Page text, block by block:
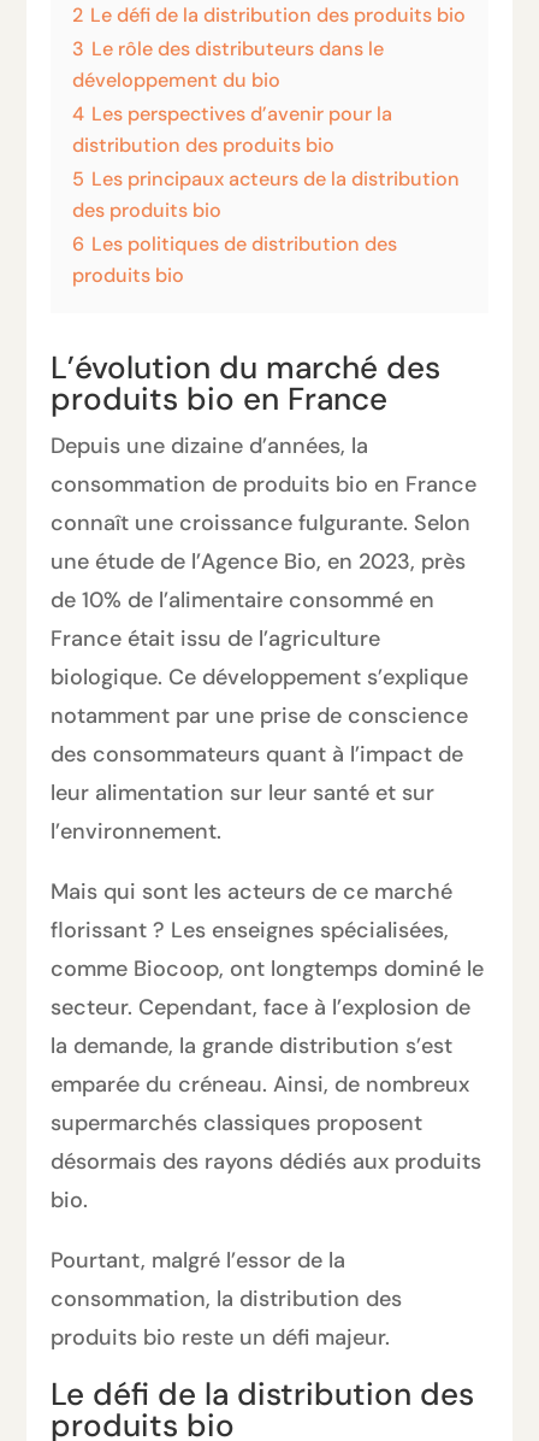
2 Le défi de la distribution des produits bio
3 Le rôle des distributeurs dans le
développement du bio
4 Les perspectives d’avenir pour la
distribution des produits bio
5 Les principaux acteurs de la distribution
des produits bio
6 Les politiques de distribution des
produits bio
L’évolution du marché des
produits bio en France
Depuis une dizaine d’années, la
consommation de produits bio en France
connaît une croissance fulgurante. Selon
une étude de l’Agence Bio, en 2023, près
de 10% de l’alimentaire consommé en
France était issu de l’agriculture
biologique. Ce développement s’explique
notamment par une prise de conscience
des consommateurs quant à l’impact de
leur alimentation sur leur santé et sur
l’environnement.
Mais qui sont les acteurs de ce marché
florissant ? Les enseignes spécialisées,
comme Biocoop, ont longtemps dominé le
secteur. Cependant, face à l’explosion de
la demande, la grande distribution s’est
emparée du créneau. Ainsi, de nombreux
supermarchés classiques proposent
désormais des rayons dédiés aux produits
bio.
Pourtant, malgré l’essor de la
consommation, la distribution des
produits bio reste un défi majeur.
Le défi de la distribution des
produits bio